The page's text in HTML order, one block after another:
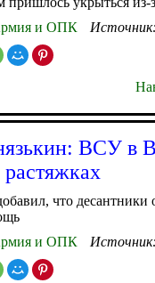
и ОПК Источник:
ВСУ в
что десантники
и ОПК Источник: